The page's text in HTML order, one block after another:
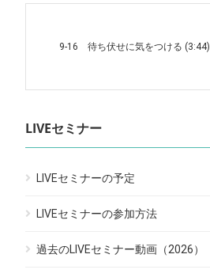
9-16 待ち伏せに気をつける (3:44)
LIVEセミナー
LIVEセミナーの予定
LIVEセミナーの参加方法
過去のLIVEセミナー動画（2026）